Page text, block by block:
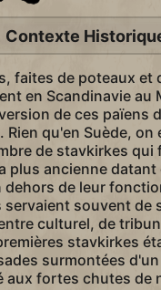
Contexte
faites de poteaux et
en Scandinavie au
de ces païens
qu'en Suède, on
de stavkirkes qui
plus ancienne datant
dehors de leur
servaient souvent de
culturel, de
stavkirkes
surmontées
aux fortes chutes de